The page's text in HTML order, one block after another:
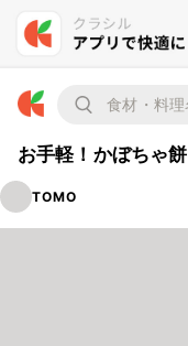
お手軽！かぼちゃ餅
TOMO